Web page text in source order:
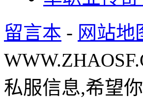
留言本 - 网站地
私服信息,希望